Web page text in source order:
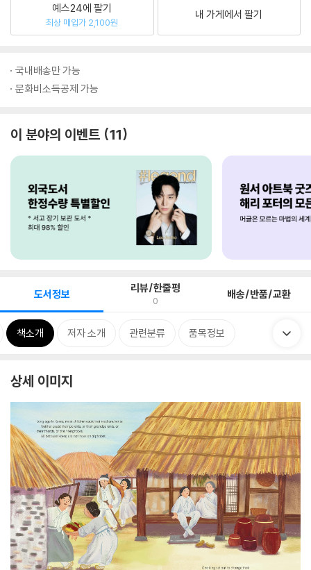
예스24에 팔기
최상 매입가 2,100원
내 가게에서 팔기
국내배송만 가능
문화비소득공제 가능
이 분야의 이벤트 11
도서정보 리뷰/한줄평
0 배송/반품/교환
책소개 저자 소개 관련분류 품목정보
상세 이미지